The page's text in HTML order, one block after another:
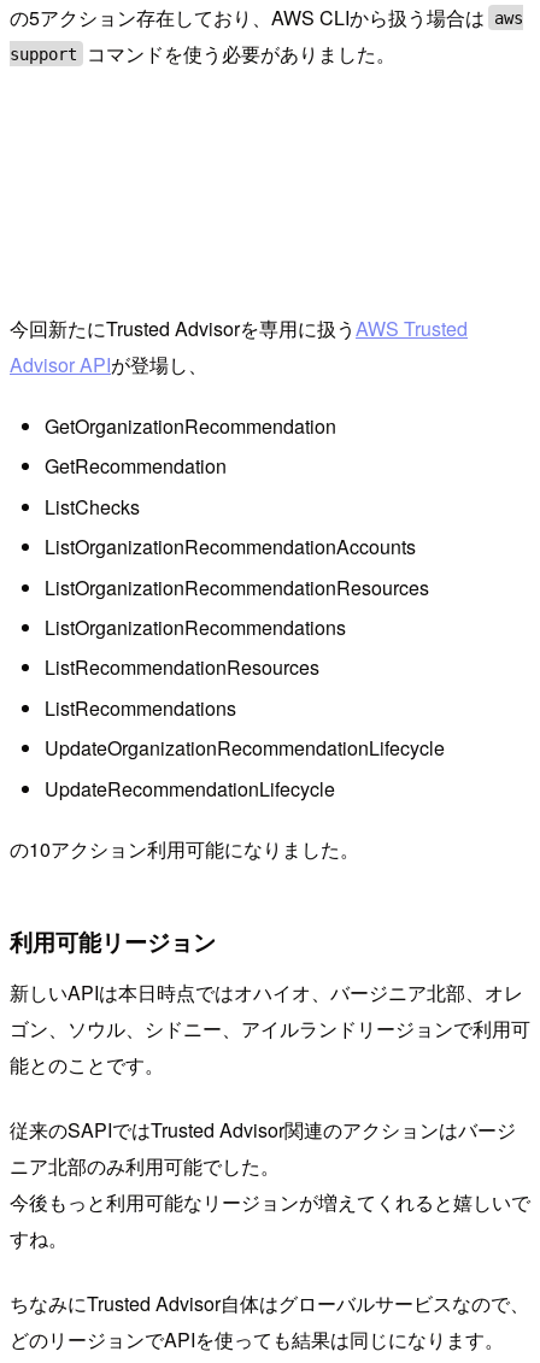
の5アクション存在しており、AWS CLIから扱う場合は
aws
support
コマンドを使う必要がありました。
今回新たにTrusted Advisorを専用に扱うAWS Trusted
Advisor APIが登場し、
GetOrganizationRecommendation
GetRecommendation
ListChecks
ListOrganizationRecommendationAccounts
ListOrganizationRecommendationResources
ListOrganizationRecommendations
ListRecommendationResources
ListRecommendations
UpdateOrganizationRecommendationLifecycle
UpdateRecommendationLifecycle
の10アクション利用可能になりました。
利用可能リージョン
新しいAPIは本日時点ではオハイオ、バージニア北部、オレ
ゴン、ソウル、シドニー、アイルランドリージョンで利用可
能とのことです。
従来のSAPIではTrusted Advisor関連のアクションはバージ
ニア北部のみ利用可能でした。
今後もっと利用可能なリージョンが増えてくれると嬉しいで
すね。
ちなみにTrusted Advisor自体はグローバルサービスなので、
どのリージョンでAPIを使っても結果は同じになります。